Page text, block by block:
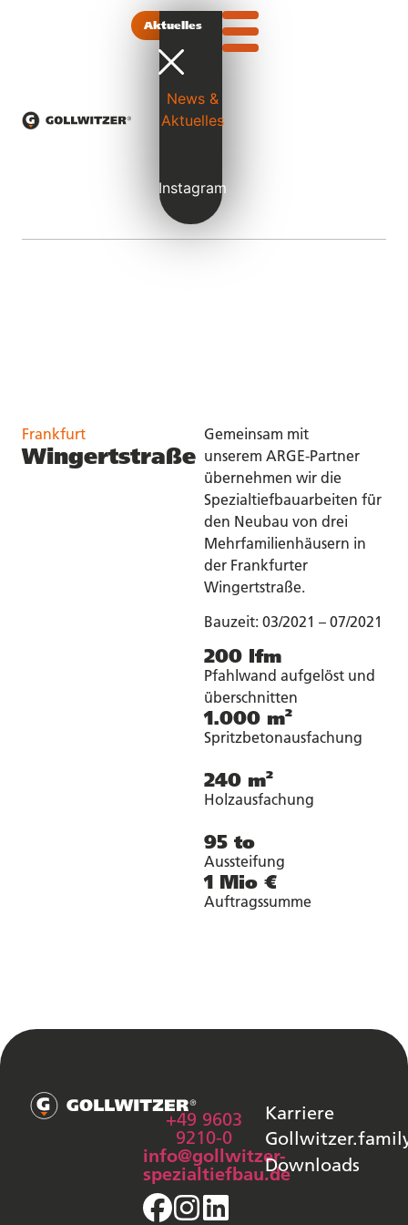
Aktuelles
News &
Aktuelles
Instagram
Frankfurt
Wingertstraße
Gemeinsam mit
unserem ARGE-Partner
übernehmen wir die
Spezialtiefbauarbeiten für
den Neubau von drei
Mehrfamilienhäusern in
der Frankfurter
Wingertstraße.
Bauzeit: 03/2021 – 07/2021
200 lfm
Pfahlwand aufgelöst und
überschnitten
1.000 m²
Spritzbetonausfachung
240 m²
Holzausfachung
95 to
Aussteifung
1 Mio €
Auftragssumme
+49 9603
9210-0
info@gollwitzer-
spezialtiefbau.de
Karriere
Downloads